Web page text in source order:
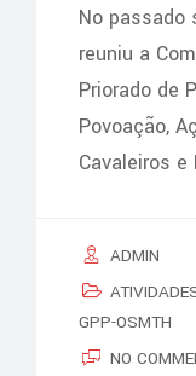
No passado
reuniu a
Priorado de
Povoação,
Cavaleiros
ADMIN
GPP-OSMTH
NO